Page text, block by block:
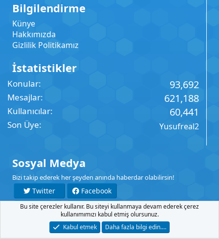
Bilgilendirme
Künye
Hakkımızda
Gizlilik Politikamız
İstatistikler
Konular 93,692
Mesajlar 621,188
Kullanıcılar 60,441
Son Üye Yusufreal2
Sosyal Medya
Bizi takip ederek her şeyden anında haberdar olabilirsin!
Twitter
Facebook
YouTube
Instagram
Şartlar Gizlilik Yardım Anasayfa
R
Bu site çerezler kullanır. Bu siteyi kullanmaya devam ederek çerez
kullanımımızı kabul etmiş olursunuz.
Kabul etmek
Daha fazla bilgi edin.…